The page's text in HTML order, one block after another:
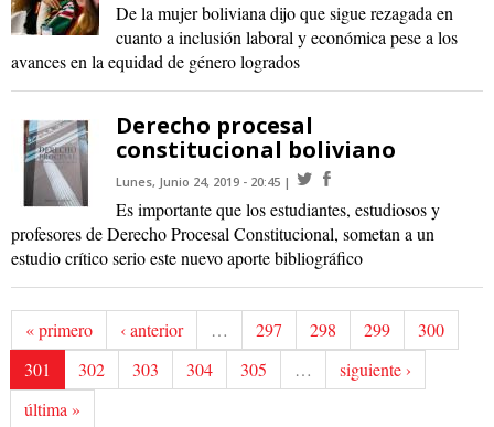
De la mujer boliviana dijo que sigue rezagada en
cuanto a inclusión laboral y económica pese a los
avances en la equidad de género logrados
Derecho procesal
constitucional boliviano
Lunes, Junio 24, 2019 - 20:45
Es importante que los estudiantes, estudiosos y
profesores de Derecho Procesal Constitucional, sometan a un
estudio crítico serio este nuevo aporte bibliográfico
« primero ‹ anterior … 297 298 299
300
301
302 303 304 305 …
siguiente ›
última »